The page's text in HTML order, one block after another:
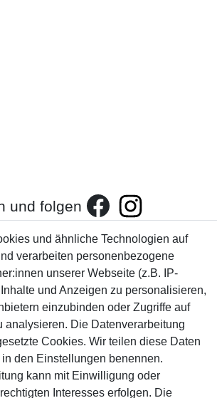
und folgen
Rechtliches
AGB
Impressum
Datenschutzerklärung
Barrierefreiheitserklärung
Widerrufs­recht
Vertrag widerrufen
und ähnliche Technologien auf
verarbeiten personenbezogene
unserer Webseite (z.B. IP-
und Anzeigen zu personalisieren,
einzubinden oder Zugriffe auf
analysieren. Die Datenverarbeitung
Cookies. Wir teilen diese Daten
den Einstellungen benennen.
kann mit Einwilligung oder
Interesses erfolgen. Die